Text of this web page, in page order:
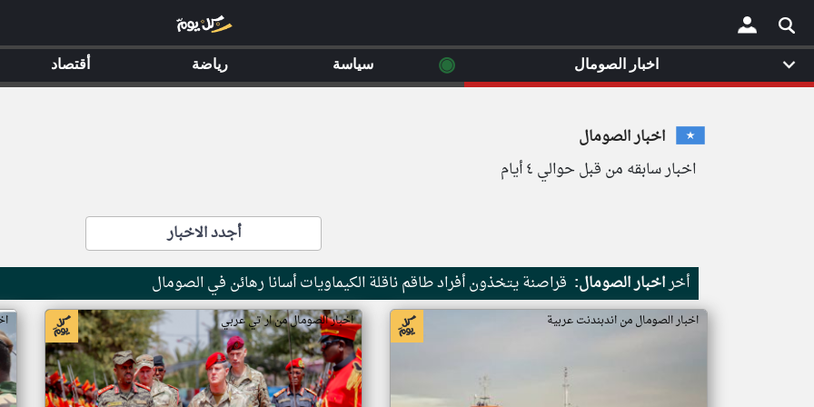
×
اخبار الصومال
اخبار سابقه من قبل حوالي ٤ أيام
أجدد الاخبار
أخراخبار الصومال: قراصنة يتخذون أفراد طاقم ناقلة الكيماويات أسانا رهائن في الصومال
اخبار الصومال من اندبندنت عربية اخبار الصومال من ار تي عربي
اخبار الصومال ◉ سياسة رياضة أقتصاد